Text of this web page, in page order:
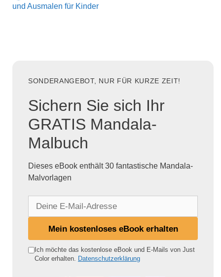
und Ausmalen für Kinder
SONDERANGEBOT, NUR FÜR KURZE ZEIT!
Sichern Sie sich Ihr
GRATIS Mandala-
Malbuch
Dieses eBook enthält 30 fantastische Mandala-
Malvorlagen
e
Mein kostenloses eBook erhalten
Ich möchte das kostenlose eBook und E-Mails von Just
Color erhalten.
Datenschutzerklärung